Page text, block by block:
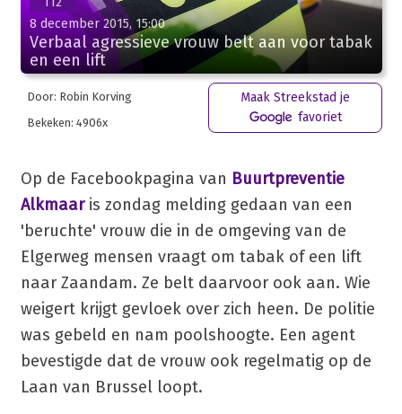
8 december 2015, 15:00
Verbaal agressieve vrouw belt aan voor tabak
en een lift
Door: Robin Korving
Bekeken: 4906x
Maak Streekstad je
favoriet
Op de Facebookpagina van Buurtpreventie
Alkmaaris zondag melding gedaan van een
'beruchte' vrouw die in de omgeving van de
Elgerweg mensen vraagt om tabak of een lift
naar Zaandam. Ze belt daarvoor ook aan. Wie
weigert krijgt gevloek over zich heen. De politie
was gebeld en nam poolshoogte. Een agent
bevestigde dat de vrouw ook regelmatig op de
Laan van Brussel loopt.